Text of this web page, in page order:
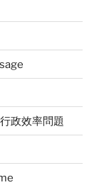
政效率問題